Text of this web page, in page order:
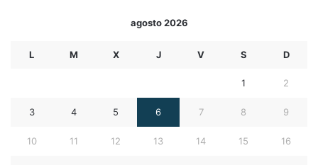
agosto 2026
L M X J V S D
1 2
3 4 5 6 7 8 9
10 11 12 13 14 15 16